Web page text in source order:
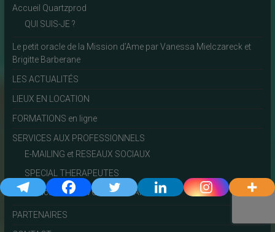
Accueil Quartzprod
QUI SUIS-JE ?
Le petit oracle de la Mission d’Ame par Vanessa Mielczareck et
Brigitte Barberane
LES ACTUALITÉS
LIEUX EN LOCATION
FORMATIONS en ligne
SERVICES AUX PROFESSIONNELS
E-MAILING et RESEAUX SOCIAUX
SPECIAL THERAPEUTES
Publications de VOS PROGRAMMES
PARTENAIRES